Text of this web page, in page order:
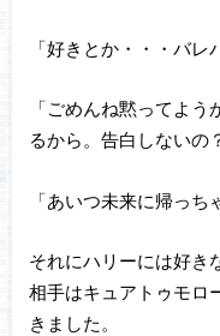
「好きとか・・・バレ
「ごめんね黙ってよ
るから。告白しないの
「あいつ未来に帰っち
それにハリーには好き
相手はキュアトゥモロ
きました。